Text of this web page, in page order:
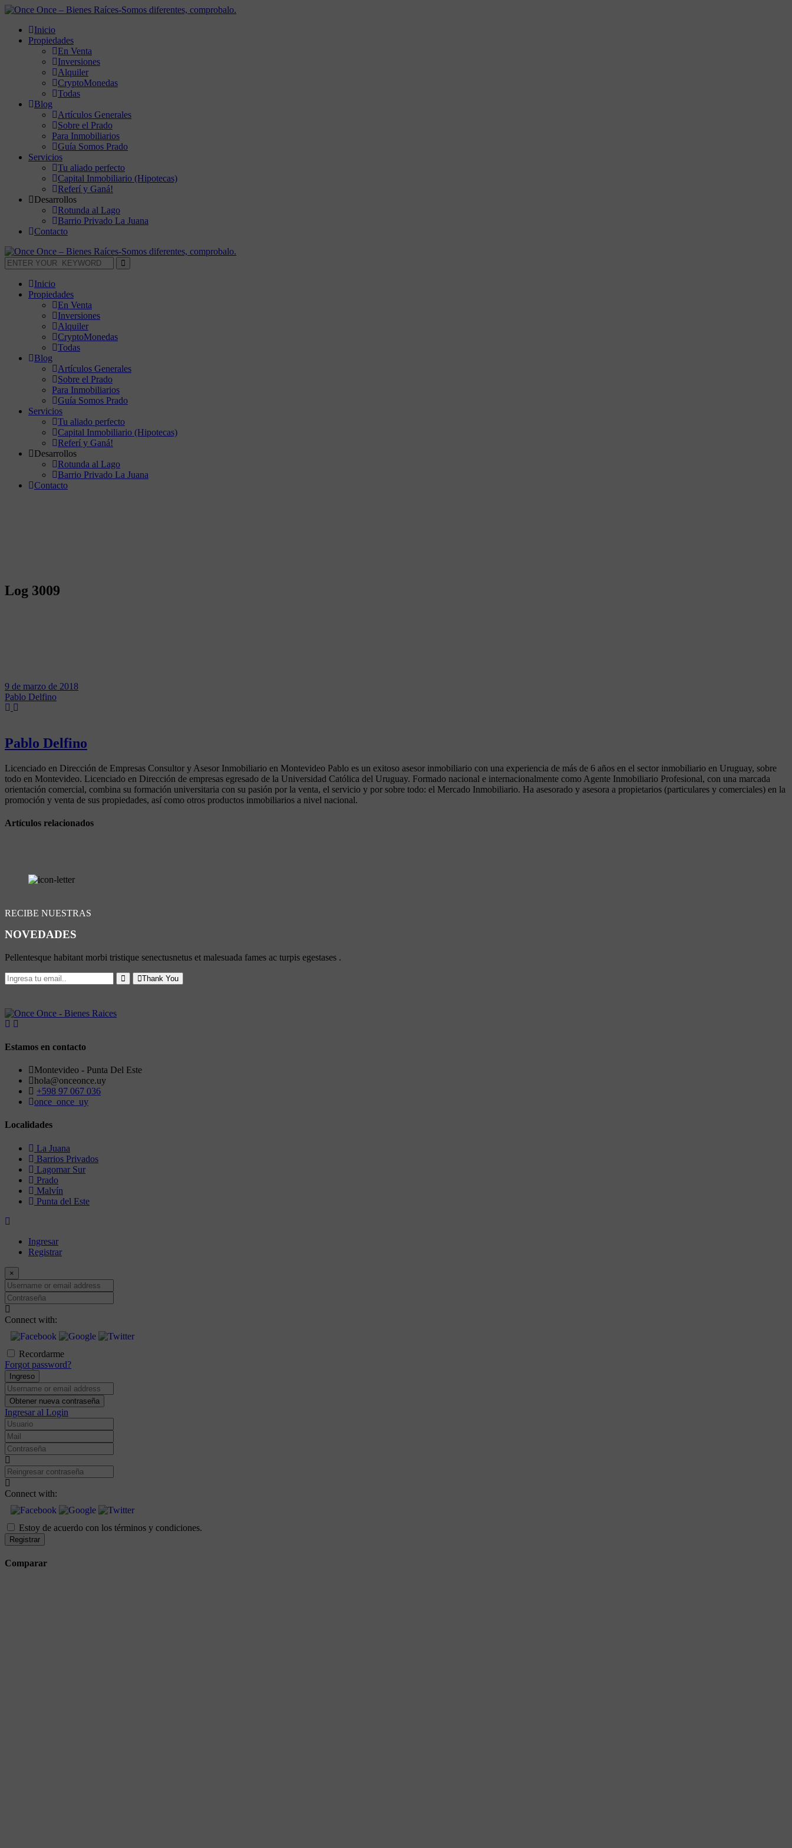
Inicio
Propiedades
En Venta
Inversiones
Alquiler
CryptoMonedas
Todas
Blog
Artículos Generales
Sobre el Prado
Para Inmobiliarios
Guía Somos Prado
Servicios
Tu aliado perfecto
Capital Inmobiliario (Hipotecas)
Referí y Ganá!
Desarrollos
Rotunda al Lago
Barrio Privado La Juana
Contacto
Inicio
Propiedades
En Venta
Inversiones
Alquiler
CryptoMonedas
Todas
Blog
Artículos Generales
Sobre el Prado
Para Inmobiliarios
Guía Somos Prado
Servicios
Tu aliado perfecto
Capital Inmobiliario (Hipotecas)
Referí y Ganá!
Desarrollos
Rotunda al Lago
Barrio Privado La Juana
Contacto
Log 3009
9 de marzo de 2018
Pablo Delfino
Pablo Delfino
Licenciado en Dirección de Empresas Consultor y Asesor Inmobiliario en Montevideo Pablo es un exitoso asesor inmobiliario con una experiencia de más de 6 años en el sector inmobiliario en Uruguay, sobre
todo en Montevideo. Licenciado en Dirección de empresas egresado de la Universidad Católica del Uruguay. Formado nacional e internacionalmente como Agente Inmobiliario Profesional, con una marcada
orientación comercial, combina su formación universitaria con su pasión por la venta, el servicio y por sobre todo: el Mercado Inmobiliario. Ha asesorado y asesora a propietarios (particulares y comerciales) en la
promoción y venta de sus propiedades, así como otros productos inmobiliarios a nivel nacional.
Artículos relacionados
RECIBE NUESTRAS
NOVEDADES
Pellentesque habitant morbi tristique senectusnetus et malesuada fames ac turpis egestases .
Thank You
Estamos en contacto
Montevideo - Punta Del Este
hola@onceonce.uy
+598 97 067 036
once_once_uy
Localidades
La Juana
Barrios Privados
Lagomar Sur
Prado
Malvín
Punta del Este
Ingresar
Registrar
×
Username
or
email
address
Contraseña
Connect with:
Recordarme
Forgot password?
Ingreso
Username
or
email
address
Obtener nueva contraseña
Ingresar al Login
Usuario
Mail
Contraseña
Reingresar
contraseña
Connect with:
Estoy de acuerdo con los términos y condiciones.
Registrar
Comparar